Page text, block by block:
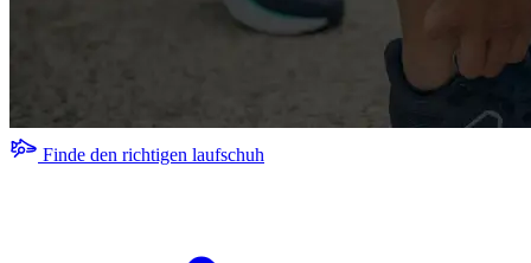
Finde den richtigen laufschuh